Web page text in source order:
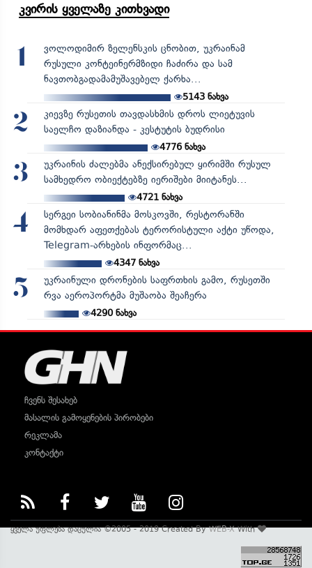
კვირის ყველაზე კითხვადი
1
ვოლოდიმირ ზელენსკის ცნობით, უკრაინამ
რუსული კონტეინერმზიდი ჩაძირა და სამ
ნავთობგადამამუშავებელ ქარხა...
5143 ნახვა
2
კიევზე რუსეთის თავდასხმის დროს ლიეტუვის
საელჩო დაზიანდა - კესტუტის ბუდრისი
4776ნახვა
3
უკრაინის ძალებმა ანექსირებულ ყირიმში რუსულ
სამხედრო ობიექტებზე იერიშები მიიტანეს...
4721ნახვა
4
სერგეი სობიანინმა მოსკოვში, რესტორანში
მომხდარ აფეთქებას ტერორისტული აქტი უწოდა,
Telegram-არხების ინფორმაც...
4347ნახვა
5
უკრაინული დრონების საფრთხის გამო, რუსეთში
რვა აეროპორტმა მუშაობა შეაჩერა
4290ნახვა
ჩვენს შესახებ
მასალის გამოყენების პირობები
რეკლამა
კონტაქტი
ყველა უფლება დაცულია ©2005 - 2019 Created ByWEB-XWith